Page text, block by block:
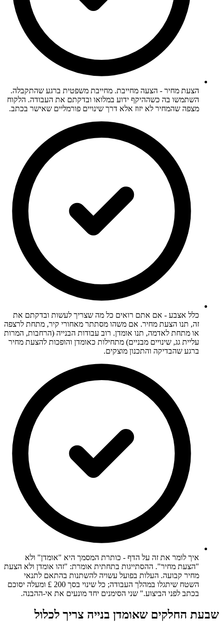
הצעת מחיר - הצעה מחייבת. מחייבת משפטית ברגע שהתקבלה.
השתמשו בה כשההיקף ידוע במלואו ובדקתם את העבודה. הלקוח
מצפה שהמחיר לא יזוז אלא דרך שינויים פורמליים שאישר בכתב.
כלל אצבע - אם אתם רואים כל מה שצריך לעשות ובדקתם את
זה, תנו הצעת מחיר. אם משהו מסתתר מאחורי קיר, מתחת לרצפה
או מתחת לאדמה, תנו אומדן. רוב עבודות הבנייה (הרחבות, המרות
עליית גג, שינויים מבניים) מתחילות כאומדן והופכות להצעת מחיר
ברגע שהבדיקה והתכנון מוצקים.
איך לומר את זה על הדף - כותרת המסמך היא "אומדן" ולא
"הצעת מחיר". ההסתייגות בתחתית אומרת: "זהו אומדן ולא הצעת
מחיר קבועה. העלות בפועל עשויה להשתנות בהתאם לתנאי
השטח שיתגלו במהלך העבודה; כל שינוי בסך 200 £ ומעלה יסוכם
בכתב לפני הביצוע." שני הסימנים יחד מונעים את אי-ההבנה.
שבעת החלקים שאומדן בנייה צריך לכלול